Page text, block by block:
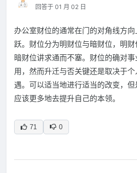
回答于 01 月 02 日
办公室财位的通常在门的对角线方
跃。财位分为明财位与暗财位，明财
暗财位讲求通而不塞。财位的确对
用，然而升迁与否关键还是取决于
遇。可以适当地进行适当的改变，但
应该更多地去提升自己的本领。
71 0